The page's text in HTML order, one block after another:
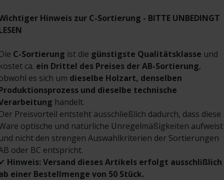
Hinweis zur C-Sortierung - BITTE UNBEDINGT
C-Sortierung ist die günstigste Qualitätsklasse und
ca. ein Drittel des Preises der AB-Sortierung,
es sich um dieselbe Holzart, denselben
und dieselbe technische
handelt.
Preisvorteil entsteht ausschließlich dadurch, dass diese
optische und natürliche Unregelmäßigkeiten aufweist
nicht den strengen Auswahlkriterien der Sortierungen
oder BC entspricht.
Hinweis: Versand dieses Artikels erfolgt ausschlißlich
einer Bestellmenge von 50 Stück.